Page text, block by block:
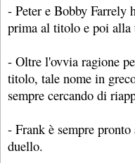
- Peter e Bobby Farrely
prima al titolo e poi alla
- Oltre l'ovvia ragione
titolo, tale nome in
sempre cercando di
- Frank è sempre
duello.